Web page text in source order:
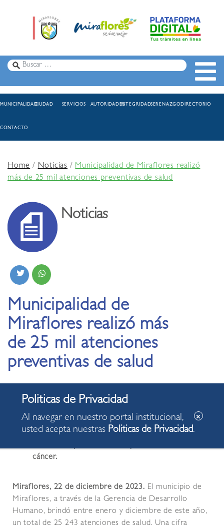
MUNICIPALIDADCIUDAD SERVICIOS AUTORIDADESINTEGRIDADSERENAZGODIRECTORIO
CONTACTO
Home/Noticias /Municipalidad de Miraflores realizó
más de 25 mil atenciones preventivas de salud
Noticias
Municipalidad de
Miraflores realizó más
de 25 mil atenciones
preventivas de salud
22.12.2023
Se incluyeron exámenes gratuitos como medición
de glucosa, colesterol y triglicéridos; aplicación
cáncer.
Miraflores, 22 de diciembre de 2023. El municipio de
Miraflores, a través de la Gerencia de Desarrollo
Humano, brindó entre enero y diciembre de este año,
un total de 25 243 atenciones de salud. Una cifra
Al navegar en nuestro portal institucional,
usted acepta nuestras Politicas de Privacidad.